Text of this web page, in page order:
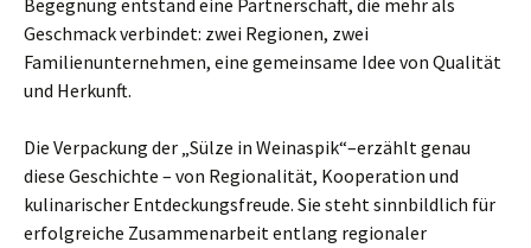
Begegnung entstand eine Partnerschaft, die mehr als
Geschmack verbindet: zwei Regionen, zwei
Familienunternehmen, eine gemeinsame Idee von Qualität
und Herkunft.
Die Verpackung der „Sülze in Weinaspik“–erzählt genau
diese Geschichte – von Regionalität, Kooperation und
kulinarischer Entdeckungsfreude. Sie steht sinnbildlich für
erfolgreiche Zusammenarbeit entlang regionaler